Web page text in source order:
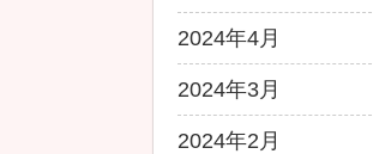
2024年4月
2024年3月
2024年2月